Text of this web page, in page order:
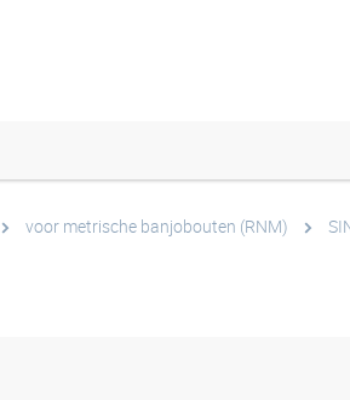
voor metrische banjobouten (RNM)